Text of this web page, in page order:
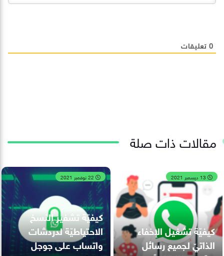
0 تعليقات
مقالات ذات صلة
كيفيّة تشغيل الإخفاء
الذاتيّ لجميع رسائل
كيفيّة تشفير النسخ
الاحتياطيّة لدردشات
واتساب على جوجل